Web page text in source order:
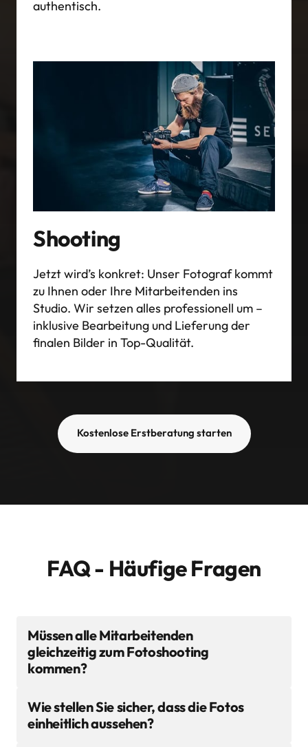
authentisch.
Shooting
Jetzt wird’s konkret: Unser Fotograf kommt
zu Ihnen oder Ihre Mitarbeitenden ins
Studio. Wir setzen alles professionell um –
inklusive Bearbeitung und Lieferung der
finalen Bilder in Top-Qualität.
Kostenlose Erstberatung starten
FAQ - Häufige Fragen
Müssen alle Mitarbeitenden
gleichzeitig zum Fotoshooting
kommen?
System. Neue Mitarbeitende können einfach
mit einem Code in eines unserer 65 Studios
Wie stellen Sie sicher, dass die Fotos
einheitlich aussehen?